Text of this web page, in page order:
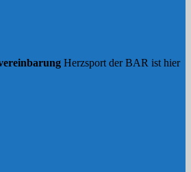
Herzsport der BAR ist hier